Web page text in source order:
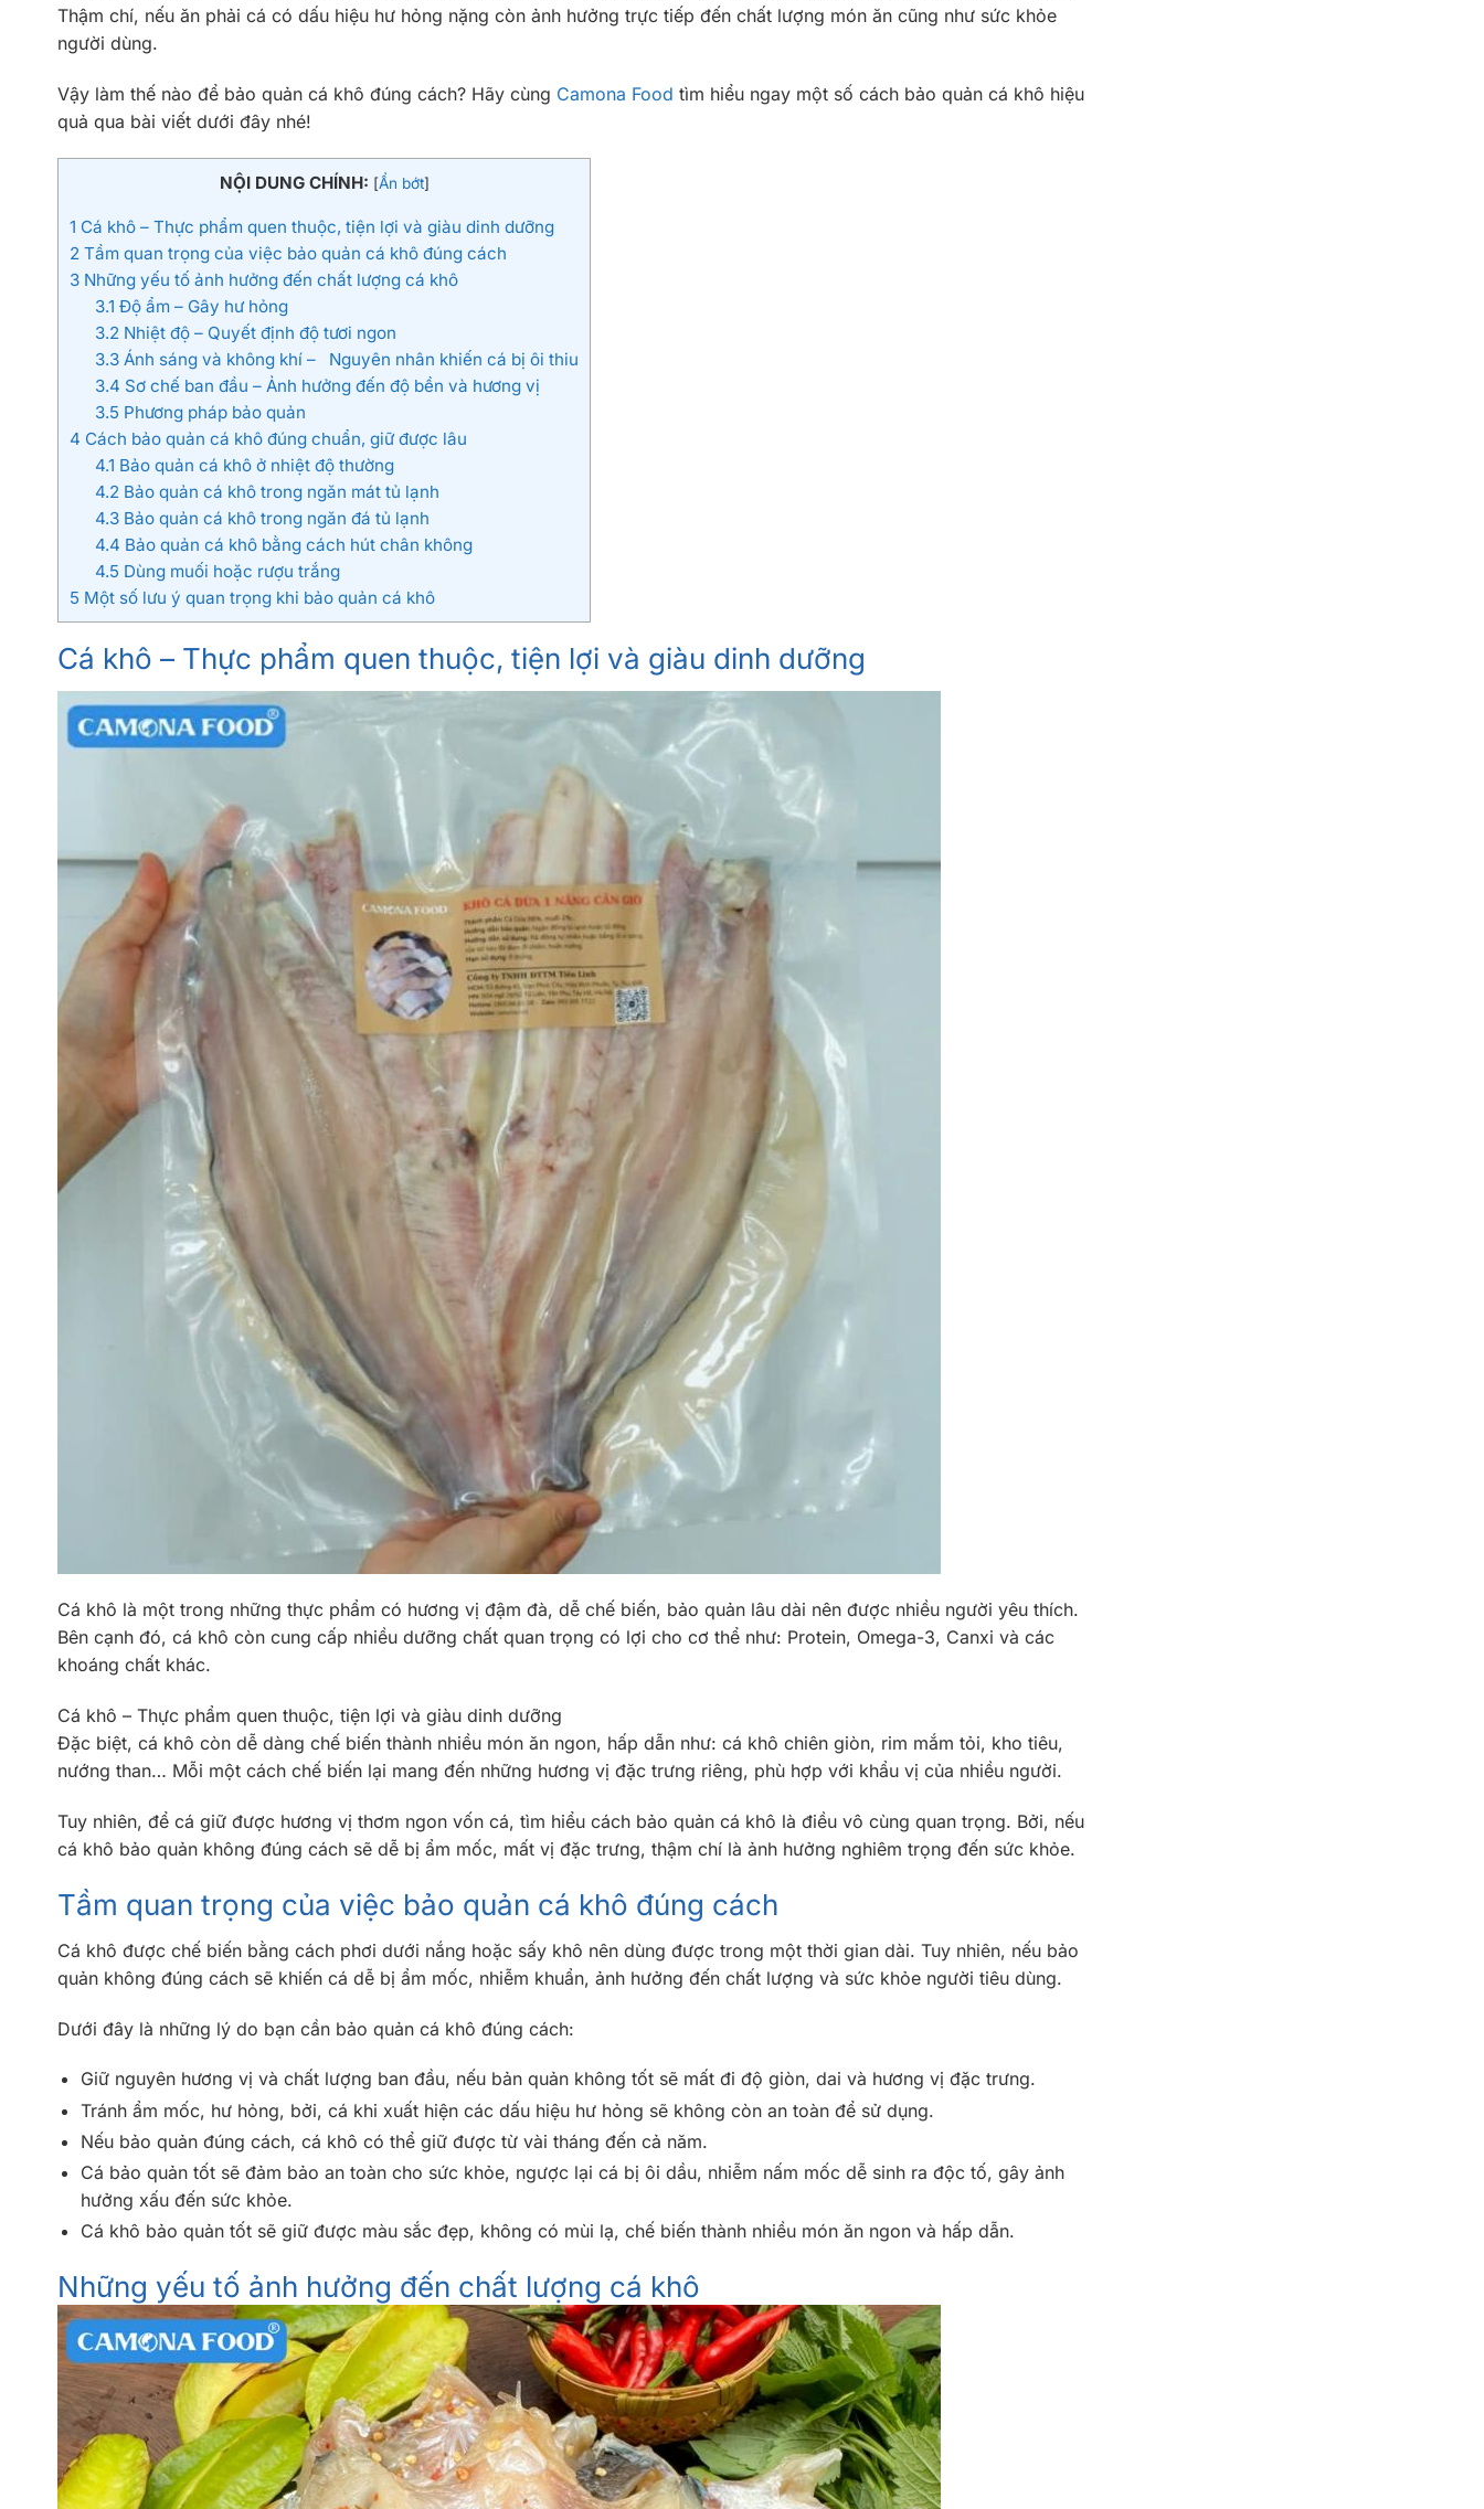
Thậm chí, nếu ăn phải cá có dấu hiệu hư hỏng nặng còn ảnh hưởng trực tiếp đến chất lượng món ăn cũng như sức khỏe
người dùng.
Vậy làm thế nào để bảo quản cá khô đúng cách? Hãy cùng Camona Food tìm hiểu ngay một số cách bảo quản cá khô hiệu
quả qua bài viết dưới đây nhé!
NỘI DUNG CHÍNH: [Ẩn bớt]
1 Cá khô – Thực phẩm quen thuộc, tiện lợi và giàu dinh dưỡng
2 Tầm quan trọng của việc bảo quản cá khô đúng cách
3 Những yếu tố ảnh hưởng đến chất lượng cá khô
3.1 Độ ẩm – Gây hư hỏng
3.2 Nhiệt độ – Quyết định độ tươi ngon
3.3Ánh sáng và không khí – Nguyên nhân khiến cá bị ôi thiu
3.4 Sơ chế ban đầu – Ảnh hưởng đến độ bền và hương vị
3.5 Phương pháp bảo quản
4 Cách bảo quản cá khô đúng chuẩn, giữ được lâu
4.1 Bảo quản cá khô ở nhiệt độ thường
4.2 Bảo quản cá khô trong ngăn mát tủ lạnh
4.3Bảo quản cá khô trong ngăn đá tủ lạnh
4.4 Bảo quản cá khô bằng cách hút chân không
4.5 Dùng muối hoặc rượu trắng
5 Một số lưu ý quan trọng khi bảo quản cá khô
Cá khô – Thực phẩm quen thuộc, tiện lợi và giàu dinh dưỡng
Cá khô là một trong những thực phẩm có hương vị đậm đà, dễ chế biến, bảo quản lâu dài nên được nhiều người yêu thích.
Bên cạnh đó, cá khô còn cung cấp nhiều dưỡng chất quan trọng có lợi cho cơ thể như: Protein, Omega-3, Canxi và các
khoáng chất khác.
Cá khô – Thực phẩm quen thuộc, tiện lợi và giàu dinh dưỡng
Đặc biệt, cá khô còn dễ dàng chế biến thành nhiều món ăn ngon, hấp dẫn như: cá khô chiên giòn, rim mắm tỏi, kho tiêu,
nướng than… Mỗi một cách chế biến lại mang đến những hương vị đặc trưng riêng, phù hợp với khẩu vị của nhiều người.
Tuy nhiên, để cá giữ được hương vị thơm ngon vốn cá, tìm hiểu cách bảo quản cá khô là điều vô cùng quan trọng. Bởi, nếu
cá khô bảo quản không đúng cách sẽ dễ bị ẩm mốc, mất vị đặc trưng, thậm chí là ảnh hưởng nghiêm trọng đến sức khỏe.
Tầm quan trọng của việc bảo quản cá khô đúng cách
Cá khô được chế biến bằng cách phơi dưới nắng hoặc sấy khô nên dùng được trong một thời gian dài. Tuy nhiên, nếu bảo
quản không đúng cách sẽ khiến cá dễ bị ẩm mốc, nhiễm khuẩn, ảnh hưởng đến chất lượng và sức khỏe người tiêu dùng.
Dưới đây là những lý do bạn cần bảo quản cá khô đúng cách:
Giữ nguyên hương vị và chất lượng ban đầu, nếu bản quản không tốt sẽ mất đi độ giòn, dai và hương vị đặc trưng.
Tránh ẩm mốc, hư hỏng, bởi, cá khi xuất hiện các dấu hiệu hư hỏng sẽ không còn an toàn để sử dụng.
Nếu bảo quản đúng cách, cá khô có thể giữ được từ vài tháng đến cả năm.
Cá bảo quản tốt sẽ đảm bảo an toàn cho sức khỏe, ngược lại cá bị ôi dầu, nhiễm nấm mốc dễ sinh ra độc tố, gây ảnh
hưởng xấu đến sức khỏe.
Cá khô bảo quản tốt sẽ giữ được màu sắc đẹp, không có mùi lạ, chế biến thành nhiều món ăn ngon và hấp dẫn.
Những yếu tố ảnh hưởng đến chất lượng cá khô